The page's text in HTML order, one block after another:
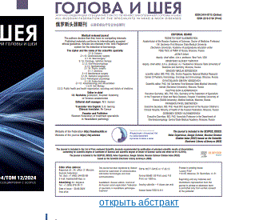
открыть абстракт